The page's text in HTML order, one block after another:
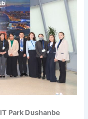
IT Park Dushanbe